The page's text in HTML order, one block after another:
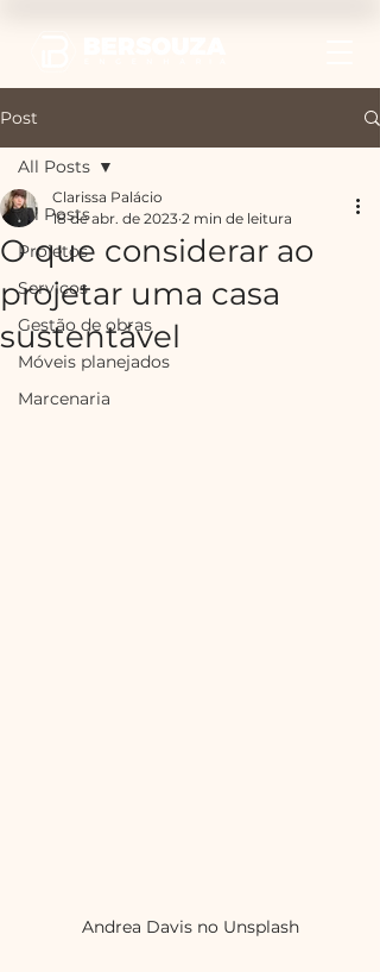
Post
All Posts
Projetos
Serviços
Gestão de obras
Móveis planejados
Marcenaria
All Posts
O que considerar ao
projetar uma casa
sustentável
Clarissa Palácio
18 de abr. de 2023 2 min de leitura
Andrea Davis no Unsplash